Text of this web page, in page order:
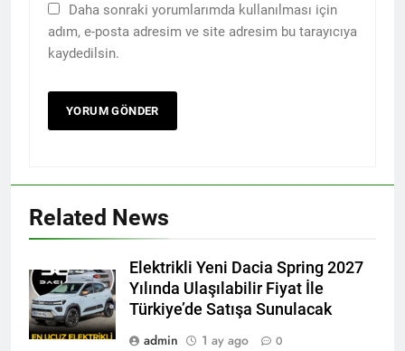
Daha sonraki yorumlarımda kullanılması için
adım, e-posta adresim ve site adresim bu tarayıcıya
kaydedilsin.
Related News
Elektrikli Yeni Dacia Spring 2027
Yılında Ulaşılabilir Fiyat İle
Türkiye’de Satışa Sunulacak
admin
1 ay ago 0